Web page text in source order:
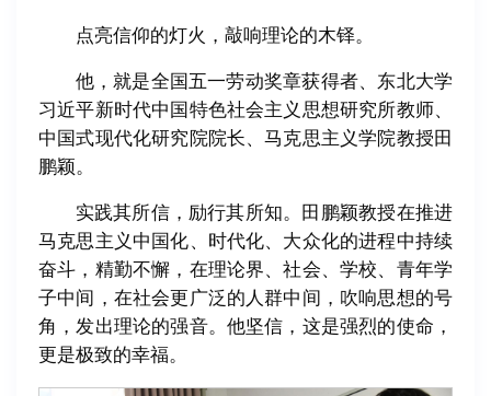
点亮信仰的灯火，敲响理论的木铎。
他，就是全国五一劳动奖章获得者、东北大学
习近平新时代中国特色社会主义思想研究所教师、
中国式现代化研究院院长、马克思主义学院教授田
鹏颖。
实践其所信，励行其所知。田鹏颖教授在推进
马克思主义中国化、时代化、大众化的进程中持续
奋斗，精勤不懈，在理论界、社会、学校、青年学
子中间，在社会更广泛的人群中间，吹响思想的号
角，发出理论的强音。他坚信，这是强烈的使命，
更是极致的幸福。